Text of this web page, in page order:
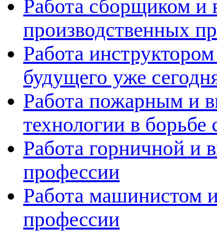
Работа сборщиком и
производственных
Работа
будущего уже
Работа пожарным и
технологии в борьбе
Работа горничной и
профессии
Работа машинистом
профессии